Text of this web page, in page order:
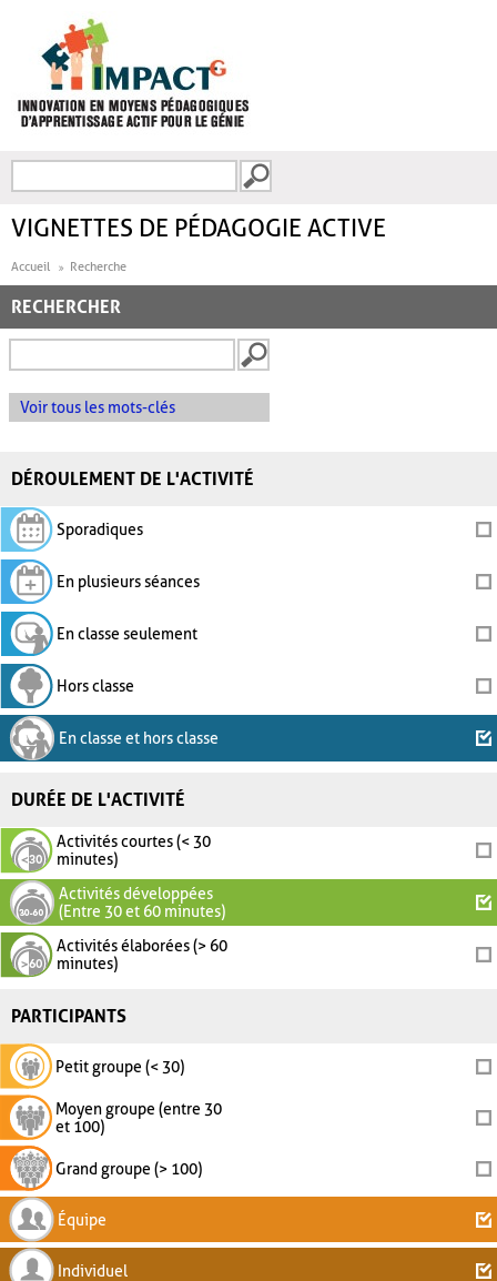
FORMULAIRE DE
VIGNETTES DE PÉDAGOGIE ACTIVE
Accueil Recherche
RECHERCHER
Voir tous les mots-clés
DÉROULEMENT DE L'ACTIVITÉ
Sporadiques
En plusieurs séances
En classe seulement
Hors classe
En classe et hors classe
DURÉE DE L'ACTIVITÉ
Activités courtes (< 30
minutes)
Activités développées
(Entre 30 et 60 minutes)
Activités élaborées (> 60
minutes)
PARTICIPANTS
Petit groupe (< 30)
Moyen groupe (entre 30
et 100)
Grand groupe (> 100)
Équipe
Individuel